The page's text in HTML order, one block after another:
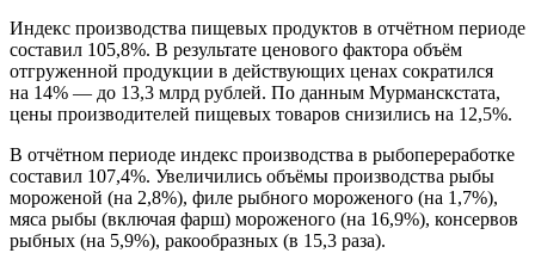
Индекс производства пищевых продуктов в отчётном периоде
составил 105,8%. В результате ценового фактора объём
отгруженной продукции в действующих ценах сократился
на 14% — до 13,3 млрд рублей. По данным Мурманскстата,
цены производителей пищевых товаров снизились на 12,5%.
В отчётном периоде индекс производства в рыбопереработке
составил 107,4%. Увеличились объёмы производства рыбы
мороженой (на 2,8%), филе рыбного мороженого (на 1,7%),
мяса рыбы (включая фарш) мороженого (на 16,9%), консервов
рыбных (на 5,9%), ракообразных (в 15,3 раза).